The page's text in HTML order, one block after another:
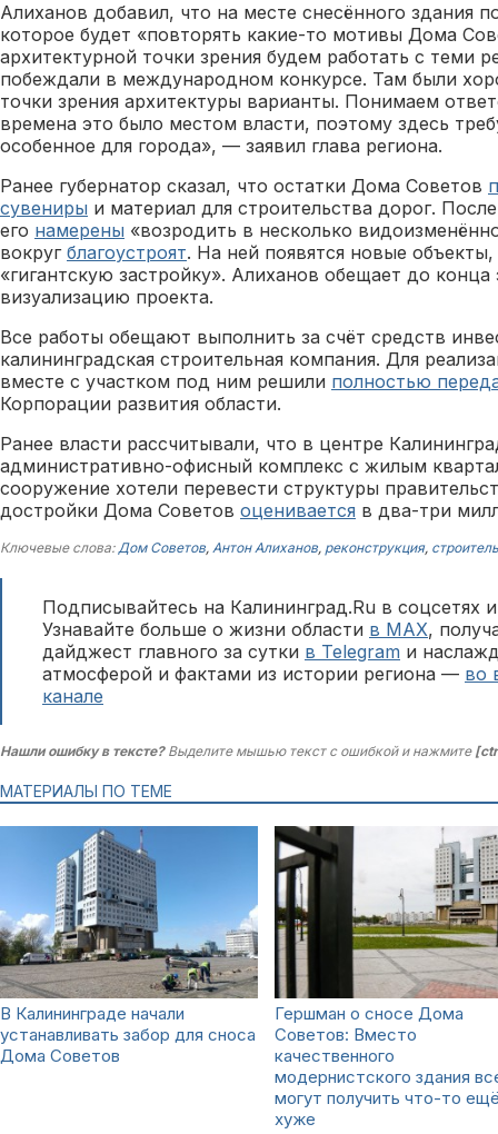
Алиханов добавил, что на месте снесённого здания
которое будет «повторять какие-то мотивы Дома
архитектурной точки зрения будем работать с теми
побеждали в международном конкурсе. Там были
точки зрения архитектуры варианты. Понимаем
времена это было местом власти, поэтому здесь
особенное для города», — заявил глава региона.
Ранее губернатор сказал, что остатки Дома Советов
сувениры и материал для строительства дорог.
его намерены «возродить в несколько
вокруг благоустроят. На ней появятся новые
«гигантскую застройку». Алиханов обещает до конца
визуализацию проекта.
Все работы обещают выполнить за счёт средств
калининградская строительная компания. Для
вместе с участком под ним решили полностью
Корпорации развития области.
Ранее власти рассчитывали, что в центре
административно-офисный комплекс с жилым
сооружение хотели перевести структуры
достройки Дома Советов оценивается в два-три
Ключевые слова:Дом Советов, Антон Алиханов, реконструкция,
Подписывайтесь на Калининград.Ru в соцсетях
Узнавайте больше о жизни области в MAX,
дайджест главного за сутки в Telegram и
атмосферой и фактами из истории региона — во
канале
Нашли ошибку в тексте?Выделите мышью текст с ошибкой и нажмите
МАТЕРИАЛЫ ПО ТЕМЕ
В Калининграде начали
устанавливать забор для сноса
Дома Советов
Гершман о сносе Дома
Советов: Вместо
качественного
модернистского здания
могут получить что-то
хуже